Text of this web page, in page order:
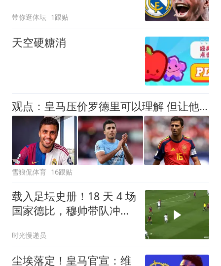
带你逛体坛 1跟贴
天空硬糖消
观点：皇马压价罗德里可以理解 但让他去巴萨就是给自己挖大坑
雪狼侃体育 16跟贴
载入足坛史册！18 天 4 场
国家德比，穆帅带队冲破
时光慢递员
尘埃落定！皇马官宣：维